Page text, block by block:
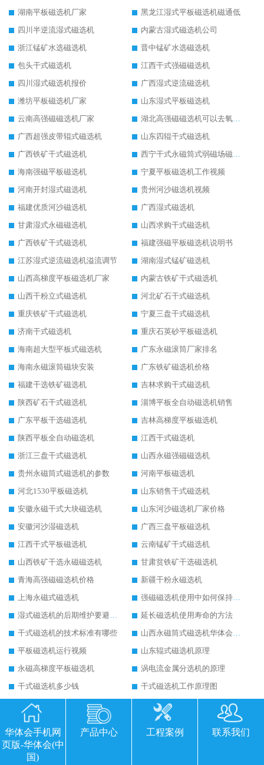
湖南平板磁选机厂家
黑龙江湿式平板磁选机磁通低
四川半逆流湿式磁选机
内蒙古湿式磁选机公司
浙江锰矿水选磁选机
晋中锰矿水选磁选机
包头干式磁选机
江西干式强磁磁选机
四川湿式磁选机报价
广西湿式逆流磁选机
潍坊平板磁选机厂家
山东湿式平板磁选机
云南高强磁磁选机厂家
湖北高强磁磁选机可以去氧化铝
广西超强皮带辊式磁选机
山东四辊干式磁选机
广西铁矿干式磁选机
西宁干式永磁筒式弱磁场磁选机结构图
海南强磁平板磁选机
宁夏平板磁选机工作视频
河南开封湿式磁选机
贵州河沙磁选机视频
福建优质河沙磁选机
广西湿式磁选机
甘肃湿式永磁磁选机
山西求购干式磁选机
广西铁矿干式磁选机
福建强磁平板磁选机说明书
江苏湿式逆流磁选机溢流调节
湖南湿式锰矿磁选机
山西高梯度平板磁选机厂家
内蒙古铁矿干式磁选机
山西干粉立式磁选机
河北矿石干式磁选机
重庆铁矿干式磁选机
宁夏三盘干式磁选机
济南干式磁选机
重庆石英砂平板磁选机
海南超大型平板式磁选机
广东永磁滚筒厂家排名
海南永磁滚筒磁块安装
广东铁矿磁选机价格
福建干选铁矿磁选机
吉林求购干式磁选机
陕西矿石干式磁选机
淄博平板全自动磁选机销售
广东平板干选磁选机
吉林高梯度平板磁选机
陕西平板全自动磁选机
江西干式磁选机
浙江三盘干式磁选机
山西永磁强磁磁选机
贵州永磁筒式磁选机的参数
河南平板磁选机
河北1530平板磁选机
山东销售干式磁选机
安徽永磁干式大块磁选机
山东河沙磁选机厂家价格
安徽河沙湿磁选机
广西三盘平板磁选机
江西干式平板磁选机
云南锰矿干式磁选机
山西铁矿干选永磁磁选机
甘肃贫铁矿干选磁选机
青海高强磁磁选机价格
新疆干粉永磁选机
上海永磁式磁选机
强磁磁选机使用中如何保持其顺畅运行
湿式磁选机的后期维护要避开哪些坑
延长磁选机使用寿命的方法
干式磁选机的技术标准有哪些
山西永磁筒式磁选机华体会手机网页版-华体会(中国)
平板磁选机运行视频
山东辊式磁选机原理
永磁高梯度平板磁选机
涡电流金属分选机的原理
干式磁选机多少钱
干式磁选机工作原理图
最新资讯 更多+
2026-06-26
2026 矿用永磁滚筒厂家排行榜选购干货指南 行业口碑标杆华体会手机网
2026 矿用永磁滚筒厂家排行榜选购指南，行业口碑领域强者华体会手机
华体会手机网
页版-华体会(中
国)
产品中心 工程案例 联系我们